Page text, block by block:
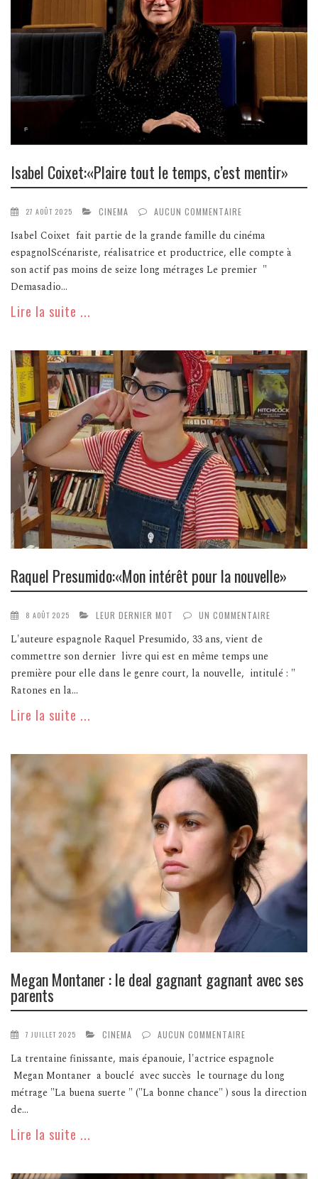
Isabel Coixet:«Plaire tout le temps, c’est mentir»
27 AOÛT 2025 CINEMA AUCUN COMMENTAIRE
Isabel Coixet fait partie de la grande famille du cinéma
espagnolScénariste, réalisatrice et productrice, elle compte à
son actif pas moins de seize long métrages Le premier "
Demasadio...
Lire la suite ...
Raquel Presumido:«Mon intérêt pour la nouvelle»
8 AOÛT 2025 LEUR DERNIER MOT UN COMMENTAIRE
L'auteure espagnole Raquel Presumido, 33 ans, vient de
commettre son dernier livre qui est en même temps une
première pour elle dans le genre court, la nouvelle, intitulé : "
Ratones en la...
Lire la suite ...
Megan Montaner : le deal gagnant gagnant avec ses
parents
7 JUILLET 2025 CINEMA AUCUN COMMENTAIRE
La trentaine finissante, mais épanouie, l'actrice espagnole
Megan Montaner a bouclé avec succès le tournage du long
métrage "La buena suerte " ("La bonne chance" ) sous la direction
de...
Lire la suite ...